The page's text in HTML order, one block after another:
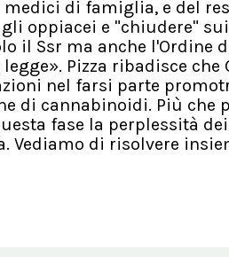
di famiglia, e del
oppiacei e "chiudere"
il Ssr ma anche
Pizza ribadisce
nel farsi parte
di cannabinoidi. Più che
fase la perplessità
Vediamo di risolvere